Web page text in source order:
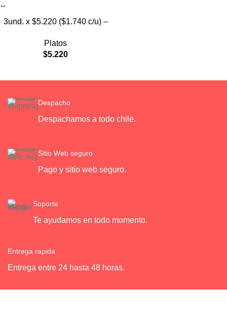
3und. x $5.220 ($1.740 c/u) –
Platos
$5.220
Despacho
Despachamos a todo chile.
Sitio Web seguro
Pago y sitio web seguro.
Soporte
Te ayudamos en todo momento.
Entrega rapida
Entrega entre 24 hasta 48 horas.